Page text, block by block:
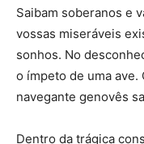
Saibam soberanos e
vossas miseráveis
sonhos. No
o ímpeto de uma ave.
navegante genovês
Dentro da trágica